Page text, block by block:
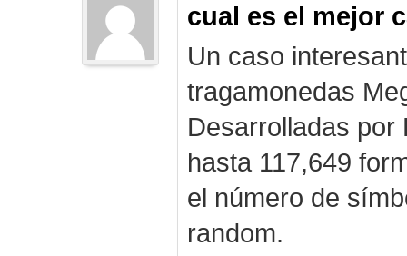
cual es el mejor
Un caso
tragamonedas
Desarrolladas por
hasta 117,649
el número de
random.